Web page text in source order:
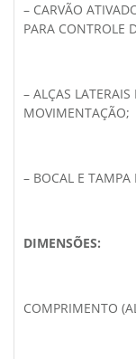
– CARVÃO
PARA CONTROLE
– ALÇAS
MOVIMENTAÇÃO;
– BOCAL E
DIMENSÕES:
COMPRIMENTO